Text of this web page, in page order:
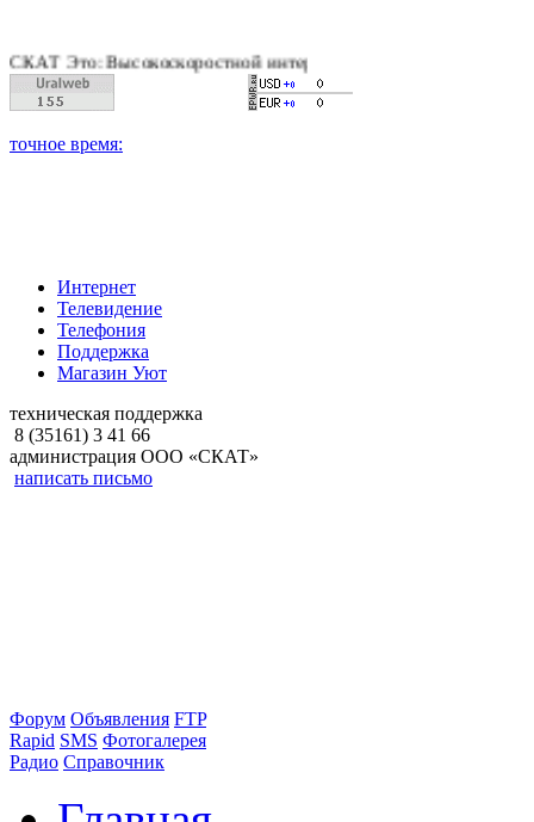
Это: Высокоскоростной интернет, качественное цифровое
Интернет
Телевидение
Телефония
Поддержка
Магазин Уют
техническая поддержка
8 (35161) 3 41 66
администрация ООО «СКАТ»
написать письмо
Форум Объявления FTP
Rapid SMS Фотогалерея
Радио Справочник